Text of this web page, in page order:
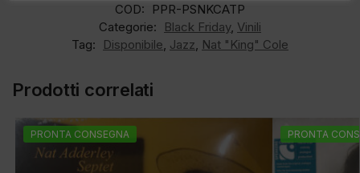
COD:
PPR-PSNKCATP
Categorie:
Black Friday, Vinili
Tag:
Disponibile, Jazz, Nat "King" Cole
Prodotti correlati
PRONTA CONSEGNA PRONTA